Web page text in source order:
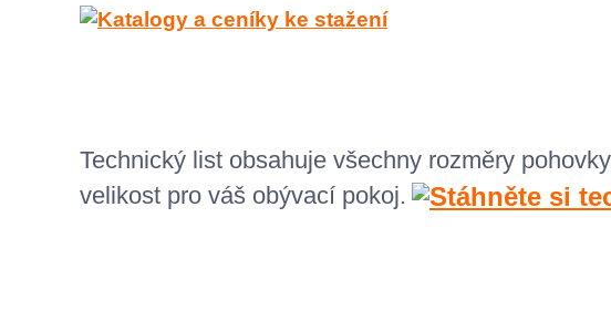
Technický list obsahuje všechny rozměry
velikost pro váš obývací pokoj.